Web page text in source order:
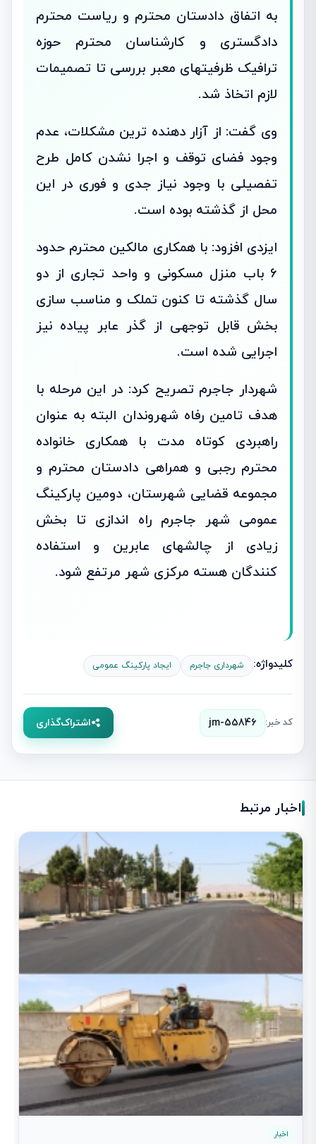
به اتفاق دادستان محترم و ریاست محترم
دادگستری و کارشناسان محترم حوزه
ترافیک ظرفیتهای معبر بررسی تا تصمیمات
لازم اتخاذ شد.
وی گفت: از آزار دهنده ترین مشکلات، عدم
وجود فضای توقف و اجرا نشدن کامل طرح
تفصیلی با وجود نیاز جدی و فوری در این
محل از گذشته بوده است.
ایزدی افزود: با همکاری مالکین محترم حدود
۶ باب منزل مسکونی و واحد تجاری از دو
سال گذشته تا کنون تملک و مناسب سازی
بخش قابل توجهی از گذر عابر پیاده نیز
اجرایی شده است.
شهردار جاجرم تصریح کرد: در این مرحله با
هدف تامین رفاه شهروندان البته به عنوان
راهبردی کوتاه مدت با همکاری خانواده
محترم رجبی و همراهی دادستان محترم و
مجموعه قضایی شهرستان، دومین پارکینگ
عمومی شهر جاجرم راه اندازی تا بخش
زیادی از چالشهای عابرین و استفاده
کنندگان هسته مرکزی شهر مرتفع شود.
کلیدواژه: شهرداری جاجرم ایجاد پارکینگ عمومی
کد خبر: jm-55846 اشتراک‌گذاری
اخبار مرتبط
اخبار